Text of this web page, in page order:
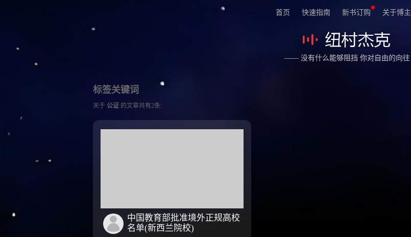
首页 快速指南 新书订购 关于博主
—— 没有什么能够阻挡 你对自由的向往
标签关键词
关于 公证 的文章共有2条:
中国教育部批准境外正规高校
名单(新西兰院校)